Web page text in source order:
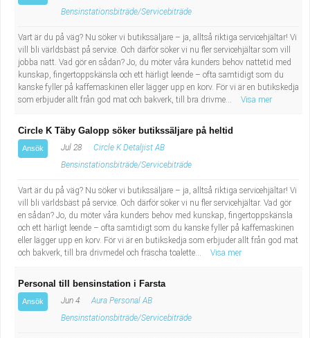
Industriell tillverkning
Installation, drift, underhåll
Kropps- och skönhetsvård
Militärt arbete
Naturbruk
Naturvetenskapligt arbete
Pedagogiskt arbete
Sanering och renhållning
Socialt arbete
Behandlingsassistent/Socialpedagog
Tandsköterska
Budbilsförare
Lärare i fritidshem/Fritidspedagog
Taxiförare/Taxichaufför
Läkarsekreterare/Vårdadmin/Medicinsk
sekreterare
Lastbilsförare m.fl.
Fastighetsskötare
Bensinstationsbiträde/Servicebiträde
Vart är du på väg? Nu söker vi butikssäljare – ja, alltså riktiga servicehjältar! Vi
vill bli världsbäst på service. Och därför söker vi nu fler servicehjältar som vill
jobba natt. Vad gör en sådan? Jo, du möter våra kunders behov nattetid med
kunskap, fingertoppskänsla och ett härligt leende – ofta samtidigt som du
kanske fyller på kaffemaskinen eller lägger upp en korv. För vi är en butikskedja
som erbjuder allt från god mat och bakverk, till bra drivme...
Visa mer
Circle K Täby Galopp söker butikssäljare på heltid
Ansök Jul 28
Circle K Detaljist AB
Bensinstationsbiträde/Servicebiträde
Vart är du på väg? Nu söker vi butikssäljare – ja, alltså riktiga servicehjältar! Vi
vill bli världsbäst på service. Och därför söker vi nu fler servicehjältar. Vad gör
en sådan? Jo, du möter våra kunders behov med kunskap, fingertoppskänsla
och ett härligt leende – ofta samtidigt som du kanske fyller på kaffemaskinen
eller lägger upp en korv. För vi är en butikskedja som erbjuder allt från god mat
och bakverk, till bra drivmedel och fräscha toalette...
Visa mer
Personal till bensinstation i Farsta
Ansök Jun 4
Aura Personal AB
Bensinstationsbiträde/Servicebiträde